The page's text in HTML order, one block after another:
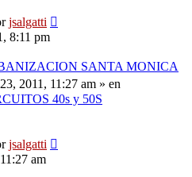
jsalgatti
8:11 pm
SANTA MONICA
2011, 11:27 am » en
40s y 50S
jsalgatti
am